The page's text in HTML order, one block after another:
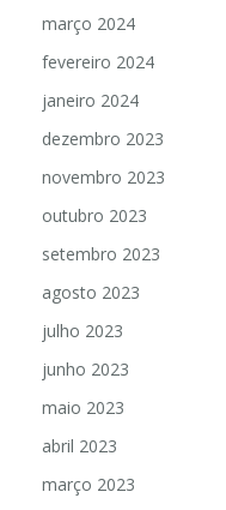
março 2024
fevereiro 2024
janeiro 2024
dezembro 2023
novembro 2023
outubro 2023
setembro 2023
agosto 2023
julho 2023
junho 2023
maio 2023
abril 2023
março 2023